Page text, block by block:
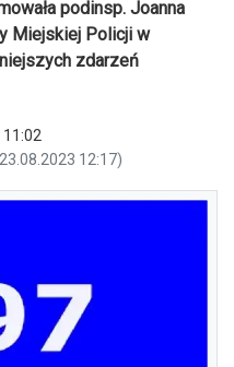
podinsp. Joanna
Miejskiej Policji w
zdarzeń
12:17)